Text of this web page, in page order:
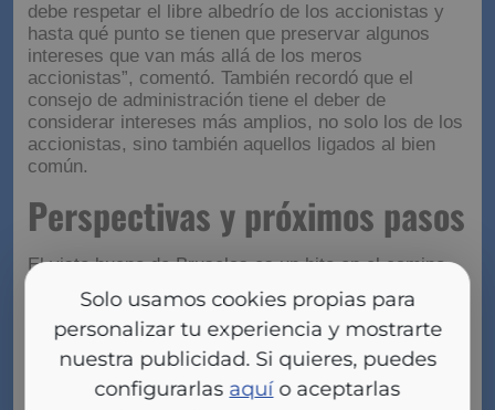
Solo usamos cookies propias para
personalizar tu experiencia y mostrarte
nuestra publicidad. Si quieres, puedes
configurarlas aquío aceptarlas
debe respetar el libre albedrío de los accionistas y
hasta qué punto se tienen que preservar algunos
intereses que van más allá de los meros
accionistas”, comentó. También recordó que el
consejo de administración tiene el deber de
considerar intereses más amplios, no solo los de los
accionistas, sino también aquellos ligados al bien
común.
Perspectivas y próximos pasos
El visto bueno de Bruselas es un hito en el camino
hacia la potencial fusión entre BBVA y Sabadell. Sin
embargo, los informes pendientes de la CNMC y la
CNMV serán determinantes para definir el futuro de
la operación.
Mientras tanto, el debate sobre los posibles efectos